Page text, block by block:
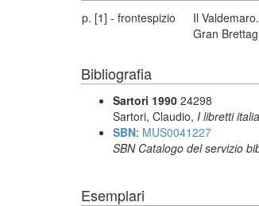
p. [1] - frontespizio
Il
Gran
Bibliografia
Sartori 1990 24298
Sartori, Claudio, I libretti
SBN: MUS0041227
SBN Catalogo del servizio
Esemplari